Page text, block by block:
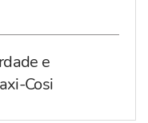
e
Cosi